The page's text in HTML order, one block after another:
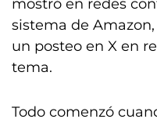
mostró en redes
sistema de
un posteo en X en
tema.
Todo comenzó